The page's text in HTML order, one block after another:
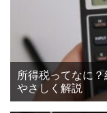
所得税ってなに
やさしく解説